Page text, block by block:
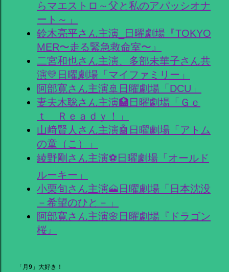
らマエストロ～父と私のアパッシオナ
ート～」
鈴木亮平さん主演_日曜劇場『TOKYO
MER〜走る緊急救命室〜』
二宮和也さん主演、多部未華子さん共
演💛日曜劇場「マイファミリー」
阿部寛さん主演🚢日曜劇場「DCU」
妻夫木聡さん主演🏥日曜劇場「Ｇｅ
ｔ Ｒｅａｄｙ！」
山﨑賢人さん主演🤖日曜劇場「アトム
の童（こ）」
綾野剛さん主演⚽日曜劇場「オールド
ルーキー」
小栗旬さん主演🗻日曜劇場「日本沈没
－希望のひと－」
阿部寛さん主演🌸日曜劇場『ドラゴン
桜』
「月9」大好き！